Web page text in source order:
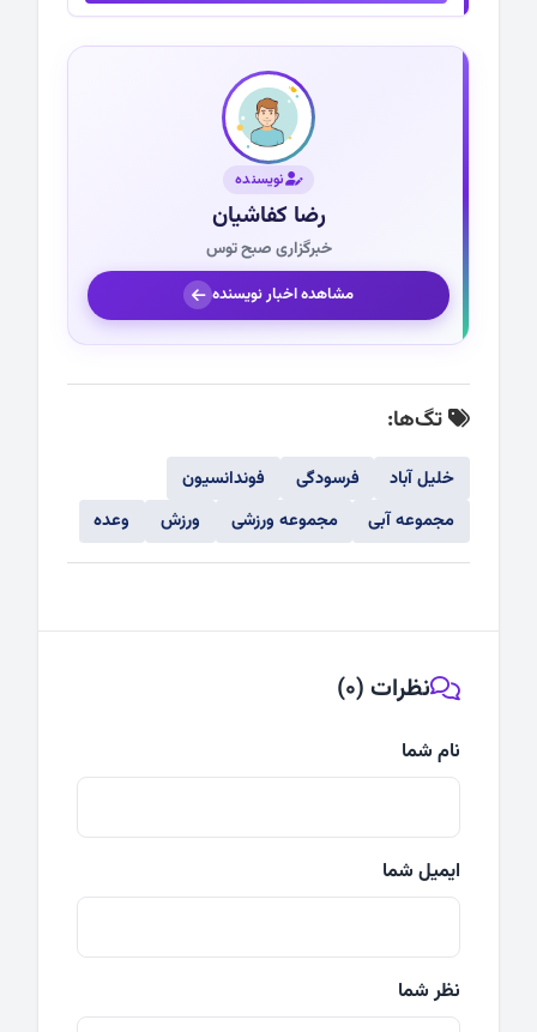
نویسنده
رضا کفاشیان
خبرگزاری صبح توس
مشاهده اخبار نویسنده
تگ‌ها:
خلیل آباد فرسودگی
فوندانسیون
مجموعه آبی
مجموعه ورزشی ورزش وعده
نظرات (0)
نام شما
ایمیل شما
نظر شما